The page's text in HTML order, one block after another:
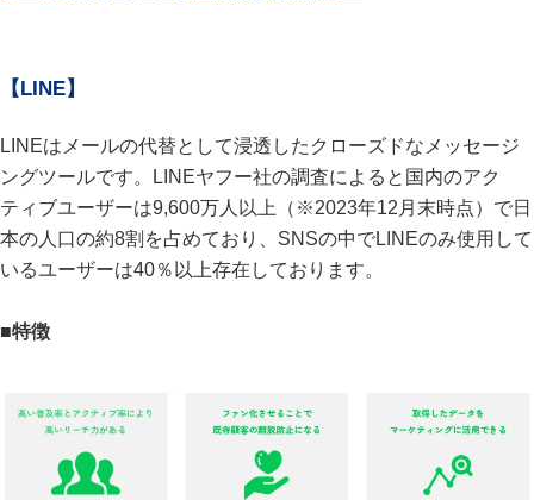
【LINE】
LINEはメールの代替として浸透したクローズドなメッセージ
ングツールです。LINEヤフー社の調査によると国内のアク
ティブユーザーは9,600万人以上（※2023年12月末時点）で日
本の人口の約8割を占めており、SNSの中でLINEのみ使用して
いるユーザーは40％以上存在しております。
■特徴